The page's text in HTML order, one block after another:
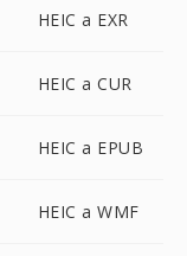
HEIC a EXR
HEIC a CUR
HEIC a EPUB
HEIC a WMF